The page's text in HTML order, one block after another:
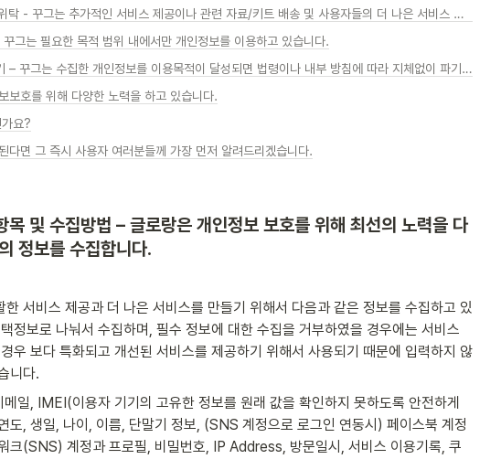
2. 개인정보의 제3자 제공 및 처리위탁 - 꾸그는 추가적인 서비스 제공이나 관련 자료/키트 배송 및 사용자들의 더 나은 서비스 경험을 위해서 이용자의 동의를 받아 개인정보를 제3자에게 제공하거나 업무의 일부를 위탁하고 있습니다.
그는 필요한 목적 범위 내에서만 개인정보를 이용하고 있습니다.
4. 개인정보 보유 및 이용기간, 파기 – 꾸그는 수집한 개인정보를 이용목적이 달성되면 법령이나 내부 방침에 따라 지체없이 파기하여 사용자들의 개인정보를 지키기 위해서 노력하고 있습니다.
보호를 위해 다양한 노력을 하고 있습니다.
요?
다면 그 즉시 사용자 여러분들께 가장 먼저 알려드리겠습니다.
목 및 수집방법 – 글로랑은 개인정보 보호를 위해 최선의 노력을 다
정보를 수집합니다.
서비스 제공과 더 나은 서비스를 만들기 위해서 다음과 같은 정보를 수집하고 있
정보로 나눠서 수집하며, 필수 정보에 대한 수집을 거부하였을 경우에는 서비스
우 보다 특화되고 개선된 서비스를 제공하기 위해서 사용되기 때문에 입력하지 않
니다.
메일, IMEI(이용자 기기의 고유한 정보를 원래 값을 확인하지 못하도록 안전하게
도, 생일, 나이, 이름, 단말기 정보, (SNS 계정으로 로그인 연동시) 페이스북 계정
크(SNS) 계정과 프로필, 비밀번호, IP Address, 방문일시, 서비스 이용기록, 쿠